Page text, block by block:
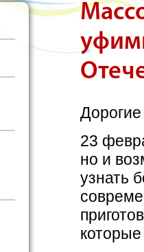
23
но и
узнать